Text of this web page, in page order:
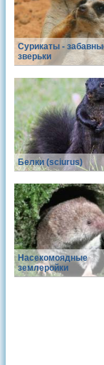
Сурикаты -
зверьки
Белки (sciurus)
Насекомоядные
землеройки